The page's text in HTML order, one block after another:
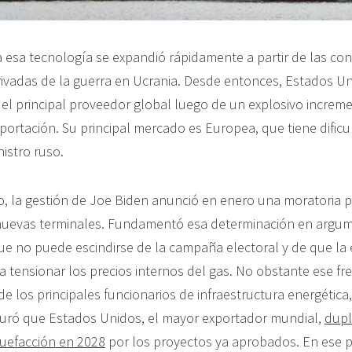
esa tecnología se expandió rápidamente a partir de las
de la guerra en Ucrania. Desde entonces, Estados
principal proveedor global luego de un explosivo
Su principal mercado es Europea, que tiene
ruso.
la gestión de Joe Biden anunció en enero una moratoria
terminales. Fundamentó esa determinación en
no puede escindirse de la campaña electoral y de que la
tensionar los precios internos del gas. No obstante ese
los principales funcionarios de infraestructura
que Estados Unidos, el mayor exportador mundial,
en 2028 por los proyectos ya aprobados. En ese